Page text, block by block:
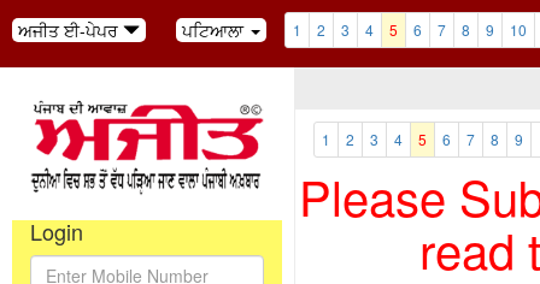
ਅਜੀਤ ਈ-ਪੇਪਰ ਪਟਿਆਲਾ 1 2 3 4 5 6 7 8 9 10
Login
1 2 3 4 5 6 7 8 9
Please
read